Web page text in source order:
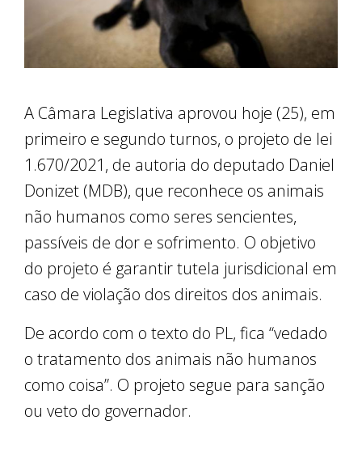
A Câmara Legislativa aprovou hoje (25), em
primeiro e segundo turnos, o projeto de lei
1.670/2021, de autoria do deputado Daniel
Donizet (MDB), que reconhece os animais
não humanos como seres sencientes,
passíveis de dor e sofrimento. O objetivo
do projeto é garantir tutela jurisdicional em
caso de violação dos direitos dos animais.
De acordo com o texto do PL, fica “vedado
o tratamento dos animais não humanos
como coisa”. O projeto segue para sanção
ou veto do governador.